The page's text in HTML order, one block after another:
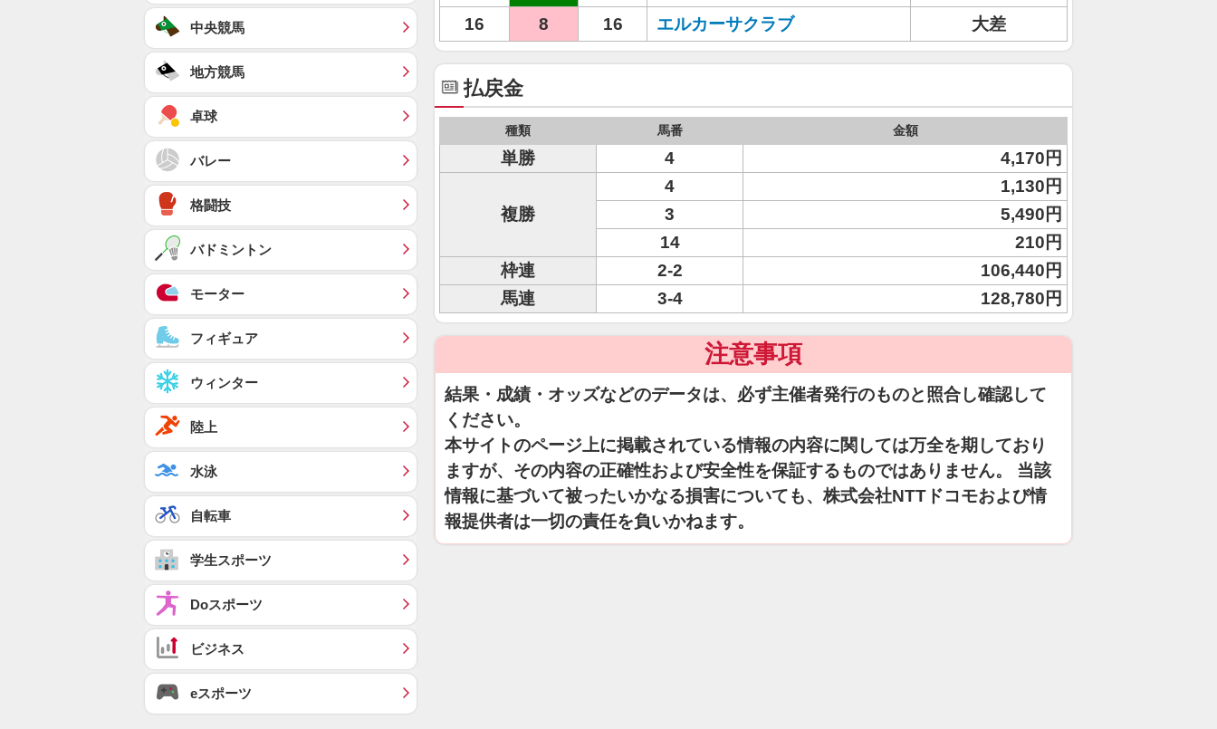
16
8 16 エルカーサクラブ 大差
払戻金
種類 馬番 金額
単勝 4 4,170円
複勝
4
1,130円
3
5,490円
14
210円
枠連
2-2
106,440円
馬連
3-4 128,780円
注意事項
結果・成績・オッズなどのデータは、必ず主催者発行のものと照合し確認して
ください。
本サイトのページ上に掲載されている情報の内容に関しては万全を期しており
ますが、その内容の正確性および安全性を保証するものではありません。 当該
情報に基づいて被ったいかなる損害についても、株式会社NTTドコモおよび情
報提供者は一切の責任を負いかねます。
中央競馬
地方競馬
卓球
バレー
格闘技
バドミントン
モーター
フィギュア
ウィンター
陸上
水泳
自転車
学生スポーツ
Doスポーツ
ビジネス
eスポーツ